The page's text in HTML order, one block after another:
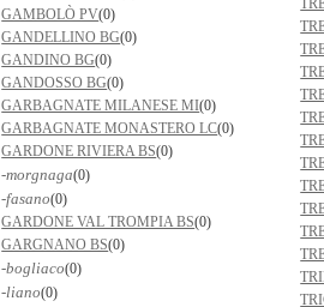
GAMBOLÒ PV(0)
GANDELLINO BG(0)
GANDINO BG(0)
GANDOSSO BG(0)
GARBAGNATE MILANESE MI(0)
GARBAGNATE MONASTERO LC(0)
GARDONE RIVIERA BS(0)
-morgnaga(0)
-fasano(0)
GARDONE VAL TROMPIA BS(0)
GARGNANO BS(0)
-bogliaco(0)
-liano(0)